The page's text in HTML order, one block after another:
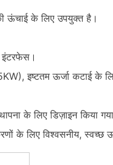
ऊंचाई के लिए उपयुक्त है।
इष्टतम ऊर्जा कटाई के
के लिए डिज़ाइन किया
के लिए विश्वसनीय, स्वच्छ